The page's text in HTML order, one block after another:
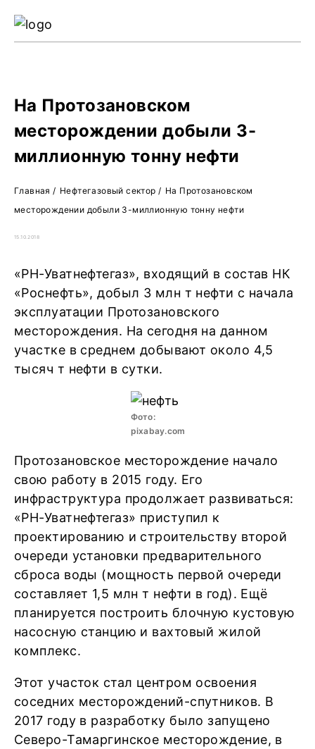
На Протозановском
месторождении добыли 3-
миллионную тонну нефти
Главная / Нефтегазовый сектор/ На Протозановском
месторождении добыли 3-миллионную тонну нефти
15.10.2018
«РН-Уватнефтегаз», входящий в состав НК
«Роснефть», добыл 3 млн т нефти с начала
эксплуатации Протозановского
месторождения. На сегодня на данном
участке в среднем добывают около 4,5
тысяч т нефти в сутки.
Фото:
pixabay.com
Протозановское месторождение начало
свою работу в 2015 году. Его
инфраструктура продолжает развиваться:
«РН-Уватнефтегаз» приступил к
проектированию и строительству второй
очереди установки предварительного
сброса воды (мощность первой очереди
составляет 1,5 млн т нефти в год). Ещё
планируется построить блочную кустовую
насосную станцию и вахтовый жилой
комплекс.
Этот участок стал центром освоения
соседних месторождений-спутников. В
2017 году в разработку было запущено
Северо-Тамаргинское месторождение, в